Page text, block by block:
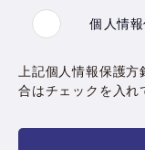
個人情
上記個人情報保護
合はチェックを入れ